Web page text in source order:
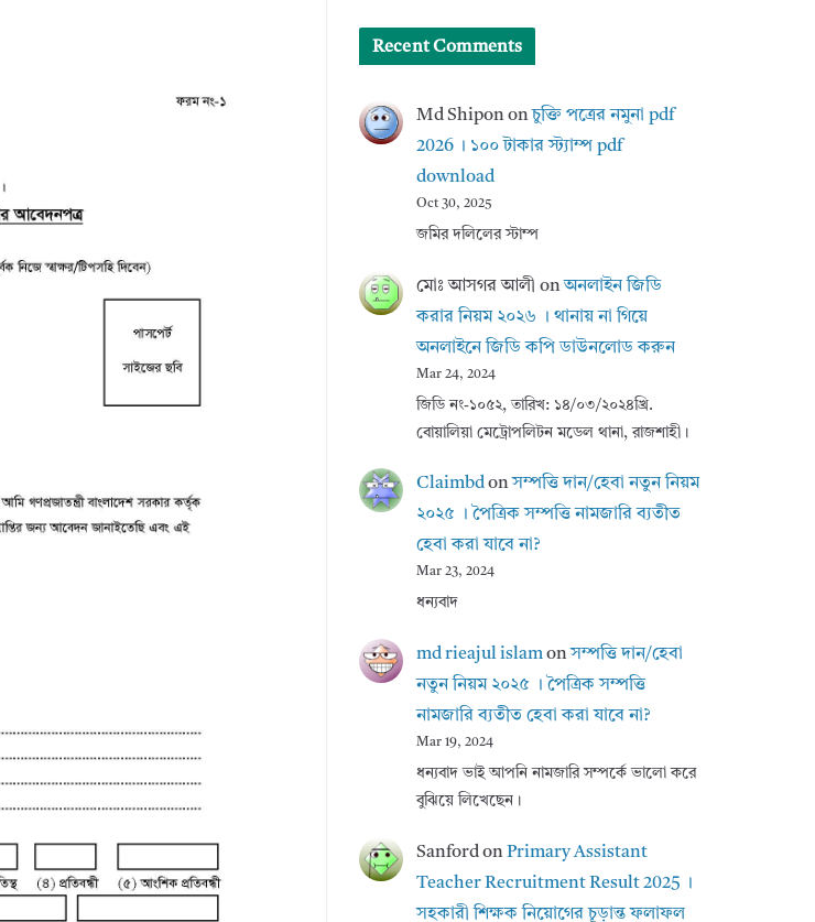
Recent Comments
Md Shipononচুক্তি পত্রের নমুনা pdf
2026 । ১০০ টাকার স্ট্যাম্প pdf
download
Oct 30, 2025
জমির দলিলের স্টাম্প
মোঃ আসগর আলী onঅনলাইন জিডি
করার নিয়ম ২০২৬ । থানায় না গিয়ে
অনলাইনে জিডি কপি ডাউনলোড করুন
Mar 24, 2024
জিডি নং-১০৫২, তারিখ: ১৪/০৩/২০২৪খ্রি.
বোয়ালিয়া মেট্রোপলিটন মডেল থানা, রাজশাহী।
Claimbdonসম্পত্তি দান/হেবা নতুন নিয়ম
২০২৫ । পৈত্রিক সম্পত্তি নামজারি ব্যতীত
হেবা করা যাবে না?
Mar 23, 2024
ধন্যবাদ
md rieajul islamonসম্পত্তি দান/হেবা
নতুন নিয়ম ২০২৫ । পৈত্রিক সম্পত্তি
নামজারি ব্যতীত হেবা করা যাবে না?
Mar 19, 2024
ধন্যবাদ ভাই আপনি নামজারি সম্পর্কে ভালো করে
বুঝিয়ে লিখেছেন।
SanfordonPrimary Assistant
Teacher Recruitment Result 2025 ।
সহকারী শিক্ষক নিয়োগের চূড়ান্ত ফলাফল